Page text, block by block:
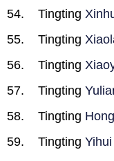
Tingting
Tingting
Tingting
Tingting
Tingting
Tingting Yihui